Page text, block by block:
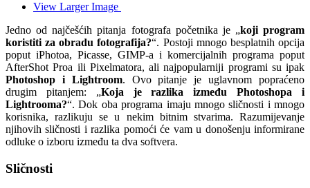
View Larger Image
Jedno od najčešćih pitanja fotografa početnika je „koji program
koristiti za obradu fotografija?“. Postoji mnogo besplatnih opcija
poput iPhotoa, Picasse, GIMP-a i komercijalnih programa poput
AfterShot Proa ili Pixelmatora, ali najpopularniji programi su ipak
Photoshop i Lightroom. Ovo pitanje je uglavnom popraćeno
drugim pitanjem: „Koja je razlika između Photoshopa i
Lightrooma?“. Dok oba programa imaju mnogo sličnosti i mnogo
korisnika, razlikuju se u nekim bitnim stvarima. Razumijevanje
njihovih sličnosti i razlika pomoći će vam u donošenju informirane
odluke o izboru između ta dva softvera.
Sličnosti